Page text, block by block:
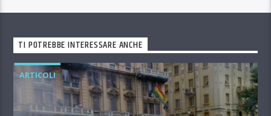
TI POTREBBE INTERESSARE ANCHE
ARTICOLI